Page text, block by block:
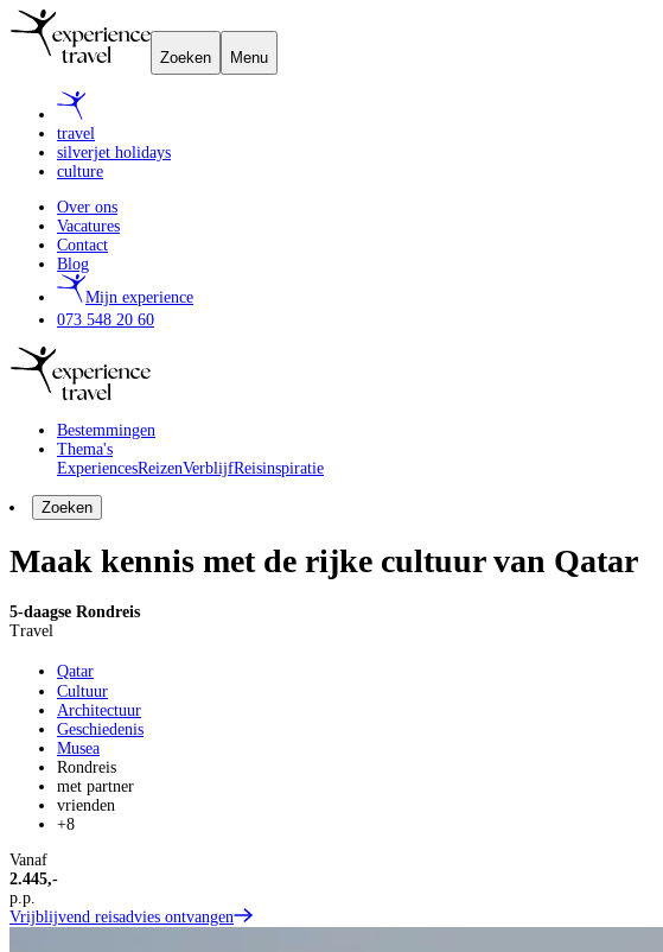
Zoeken Menu
travel
silverjet holidays
culture
Over ons
Vacatures
Contact
Blog
Mijn experience
073 548 20 60
Bestemmingen
Thema's
ExperiencesReizenVerblijfReisinspiratie
Zoeken
Maak kennis met de rijke cultuur van Qatar
5-daagse Rondreis
Travel
Qatar
Cultuur
Architectuur
Geschiedenis
Musea
Rondreis
met partner
vrienden
+8
Vanaf
2.445,-
p.p.
Vrijblijvend reisadvies ontvangen